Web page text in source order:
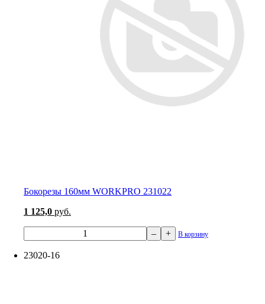
Бокорезы 160мм WORKPRO 231022
1 125,0 руб.
– + В корзину
23020-16